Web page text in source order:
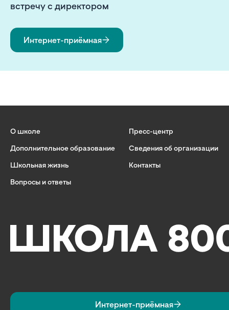
встречу с директором
Интернет-приёмная
О школе
Дополнительное образование
Школьная жизнь
Вопросы и ответы
Пресс-центр
Сведения об организации
Контакты
Интернет-приёмная